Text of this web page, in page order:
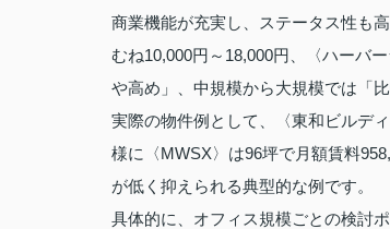
商業機能が充実し、ステータス性も
むね10,000円～18,000円、〈ハーバ
や高め」、中規模から大規模では「
実際の物件例として、〈東和ビルデ
様に〈MWSX〉は96坪で月額賃料
が低く抑えられる典型的な例です。
具体的に、オフィス規模ごとの検討